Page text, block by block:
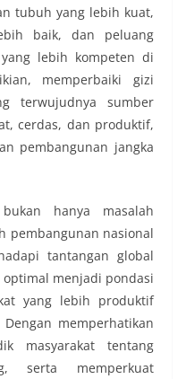
tubuh yang lebih kuat,
baik, dan peluang
lebih kompeten di
memperbaiki gizi
terwujudnya sumber
cerdas, dan produktif,
pembangunan jangka
hanya masalah
pembangunan nasional
tantangan global
menjadi pondasi
yang lebih produktif
memperhatikan
masyarakat tentang
serta memperkuat